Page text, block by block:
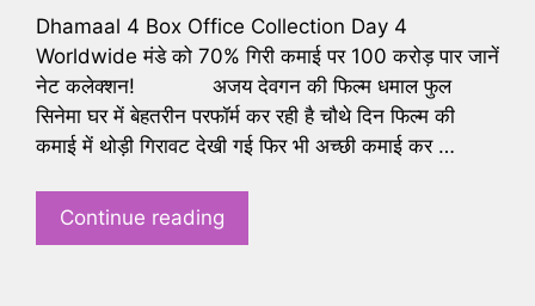
Dhamaal 4 Box Office Collection Day 4
Worldwide मंडे को 70% गिरी कमाई पर 100 करोड़ पार जानें
नेट कलेक्शन! अजय देवगन की फिल्म धमाल फुल
सिनेमा घर में बेहतरीन परफॉर्म कर रही है चौथे दिन फिल्म की
कमाई में थोड़ी गिरावट देखी गई फिर भी अच्छी कमाई कर …
Continue reading